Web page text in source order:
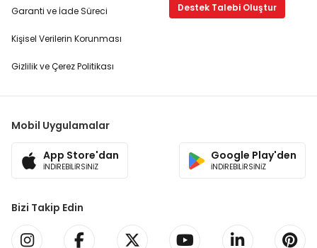
Garanti ve İade Süreci
Kişisel Verilerin Korunması
Gizlilik ve Çerez Politikası
Destek Talebi Oluştur
Mobil Uygulamalar
App Store'dan
İNDİREBİLİRSİNİZ
Google Play'den
İNDİREBİLİRSİNİZ
Bizi Takip Edin